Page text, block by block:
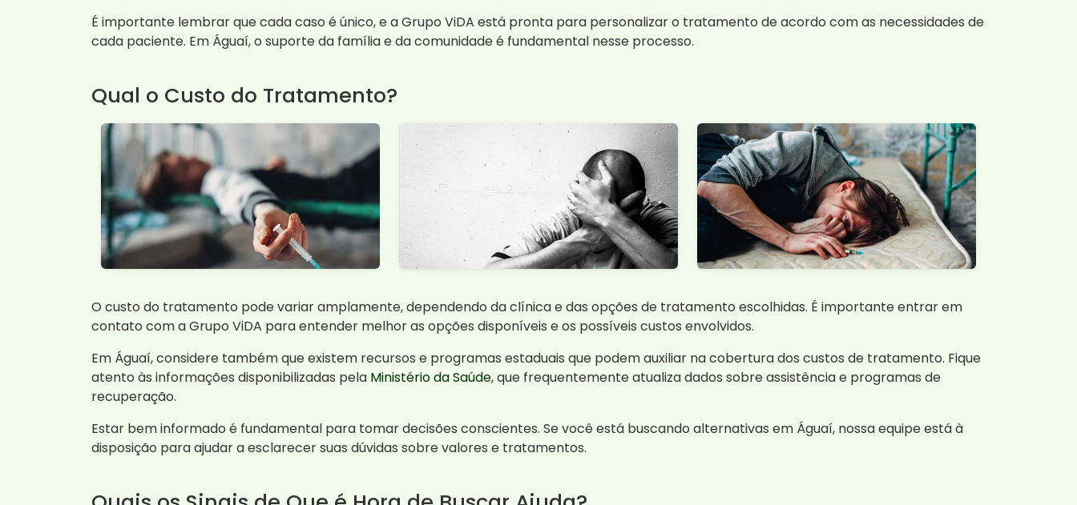
É importante lembrar que cada caso é único, e a Grupo ViDA está pronta para personalizar o tratamento de acordo com as necessidades de
cada paciente. Em Águaí, o suporte da família e da comunidade é fundamental nesse processo.
Qual o Custo do Tratamento?
O custo do tratamento pode variar amplamente, dependendo da clínica e das opções de tratamento escolhidas. É importante entrar em
contato com a Grupo ViDA para entender melhor as opções disponíveis e os possíveis custos envolvidos.
Em Águaí, considere também que existem recursos e programas estaduais que podem auxiliar na cobertura dos custos de tratamento. Fique
atento às informações disponibilizadas pela Ministério da Saúde, que frequentemente atualiza dados sobre assistência e programas de
recuperação.
Estar bem informado é fundamental para tomar decisões conscientes. Se você está buscando alternativas em Águaí, nossa equipe está à
disposição para ajudar a esclarecer suas dúvidas sobre valores e tratamentos.